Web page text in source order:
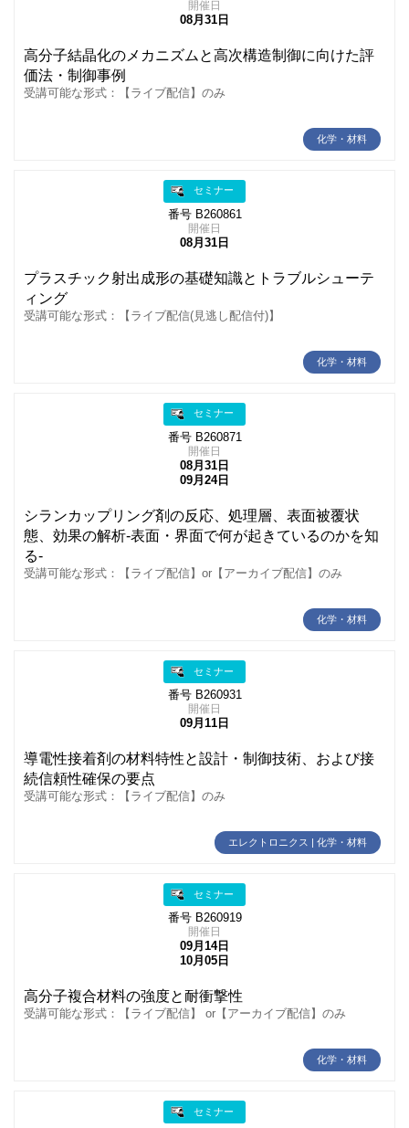
開催日
08月31日
高分子結晶化のメカニズムと高次構造制御に向けた評
価法・制御事例
受講可能な形式：【ライブ配信】のみ
化学・材料
セミナー
番号 B260861
開催日
08月31日
プラスチック射出成形の基礎知識とトラブルシューテ
ィング
受講可能な形式：【ライブ配信(見逃し配信付)】
化学・材料
セミナー
番号 B260871
開催日
08月31日
09月24日
シランカップリング剤の反応、処理層、表面被覆状
態、効果の解析-表面・界面で何が起きているのかを知
る-
受講可能な形式：【ライブ配信】or【アーカイブ配信】のみ
化学・材料
セミナー
番号 B260931
開催日
09月11日
導電性接着剤の材料特性と設計・制御技術、および接
続信頼性確保の要点
受講可能な形式：【ライブ配信】のみ
エレクトロニクス | 化学・材料
セミナー
番号 B260919
開催日
09月14日
10月05日
高分子複合材料の強度と耐衝撃性
受講可能な形式：【ライブ配信】 or【アーカイブ配信】のみ
化学・材料
セミナー